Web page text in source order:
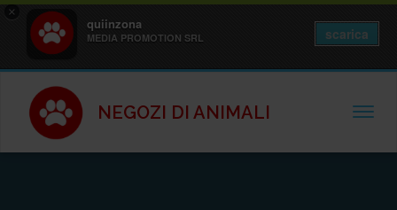
×
quiinzona
MEDIA PROMOTION SRL scarica
NEGOZI DI ANIMALI